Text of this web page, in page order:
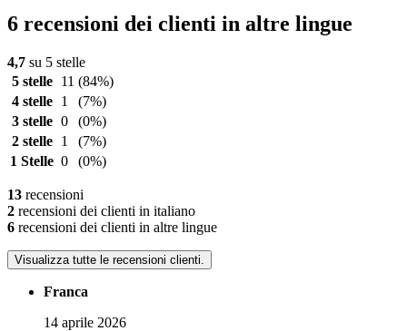
6 recensioni dei clienti in altre lingue
4,7 su 5 stelle
5 stelle
11 (84%)
4 stelle
1
(7%)
3 stelle 0
(0%)
2 stelle
1
(7%)
1 Stelle 0 (0%)
13 recensioni
2 recensioni dei clienti in italiano
6 recensioni dei clienti in altre lingue
Visualizza tutte le recensioni clienti.
Franca
14 aprile 2026